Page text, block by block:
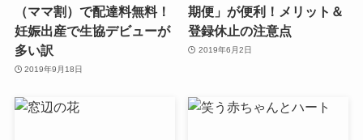
（ママ割）で配達料無料！
妊娠出産で生協デビューが
多い訳
2019年9月18日
期便」が便利！メリット＆
登録休止の注意点
2019年6月2日